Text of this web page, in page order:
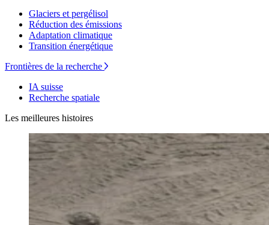
Glaciers et pergélisol
Réduction des émissions
Adaptation climatique
Transition énergétique
Frontières de la recherche
IA suisse
Recherche spatiale
Les meilleures histoires